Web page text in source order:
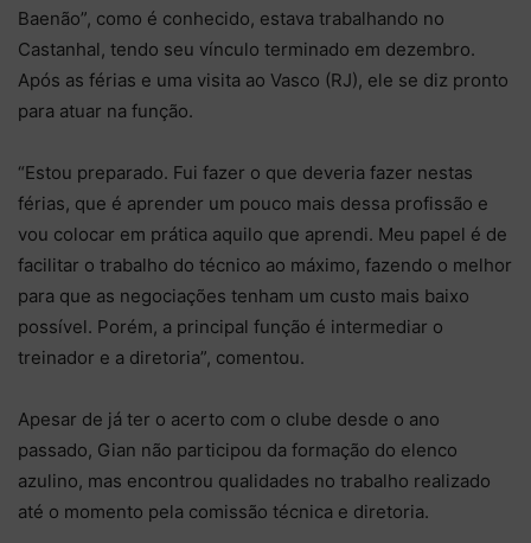
Baenão”, como é conhecido, estava trabalhando no
Castanhal, tendo seu vínculo terminado em dezembro.
Após as férias e uma visita ao Vasco (RJ), ele se diz pronto
para atuar na função.
“Estou preparado. Fui fazer o que deveria fazer nestas
férias, que é aprender um pouco mais dessa profissão e
vou colocar em prática aquilo que aprendi. Meu papel é de
facilitar o trabalho do técnico ao máximo, fazendo o melhor
para que as negociações tenham um custo mais baixo
possível. Porém, a principal função é intermediar o
treinador e a diretoria”, comentou.
Apesar de já ter o acerto com o clube desde o ano
passado, Gian não participou da formação do elenco
azulino, mas encontrou qualidades no trabalho realizado
até o momento pela comissão técnica e diretoria.